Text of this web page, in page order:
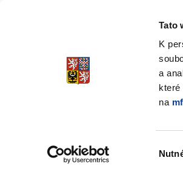
Tato
K
a
které
na
Spořicí
submenu
dluhopisech